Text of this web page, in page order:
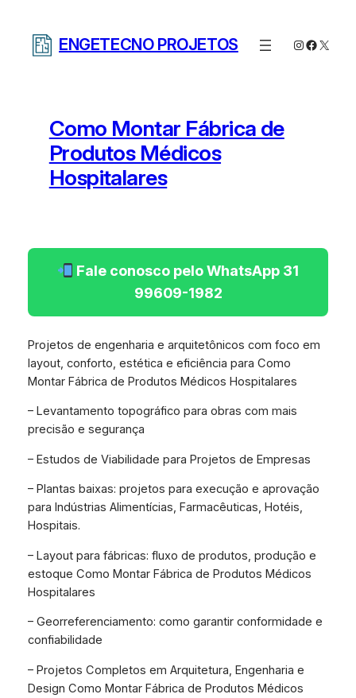
ENGETECNO PROJETOS Instagram
X
Como Montar Fábrica de
Produtos Médicos
Hospitalares
Fale conosco pelo WhatsApp 31
99609-1982
Projetos de engenharia e arquitetônicos com foco em
layout, conforto, estética e eficiência para Como
Montar Fábrica de Produtos Médicos Hospitalares
– Levantamento topográfico para obras com mais
precisão e segurança
– Estudos de Viabilidade para Projetos de Empresas
– Plantas baixas: projetos para execução e aprovação
para Indústrias Alimentícias, Farmacêuticas, Hotéis,
Hospitais.
– Layout para fábricas: fluxo de produtos, produção e
estoque Como Montar Fábrica de Produtos Médicos
Hospitalares
– Georreferenciamento: como garantir conformidade e
confiabilidade
– Projetos Completos em Arquitetura, Engenharia e
Design Como Montar Fábrica de Produtos Médicos